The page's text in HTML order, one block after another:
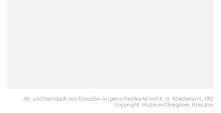
Alt- und Neustadt von Rzeszów. Augenscheinkarte von K. H. Wiedemann, 1762
Copyright: Muzeum Okręgowe, Rzeszów